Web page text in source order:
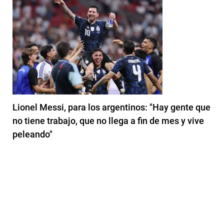
Lionel Messi, para los argentinos: "Hay gente que
no tiene trabajo, que no llega a fin de mes y vive
peleando"